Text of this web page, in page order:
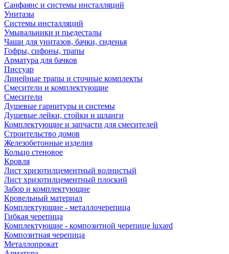
Санфаянс и системы инсталляций
Унитазы
Системы инсталляций
Умывальники и пьедесталы
Чаши для унитазов, бачки, сиденья
Гофры, сифоны, трапы
Арматура для бачков
Писсуар
Линейные трапы и сточные комплекты
Смесители и комплектующие
Смесители
Душевые гарнитуры и системы
Душевые лейки, стойки и шланги
Комплектующие и запчасти для смесителей
Строительство домов
Железобетонные изделия
Кольцо стеновое
Кровля
Лист хризотилцементный волнистый
Лист хризотилцементный плоский
Забор и комплектующие
Кровельный материал
Комплектующие - металлочерепица
Гибкая черепица
Комплектующие - композитной черепице luxard
Композитная черепица
Металлопрокат